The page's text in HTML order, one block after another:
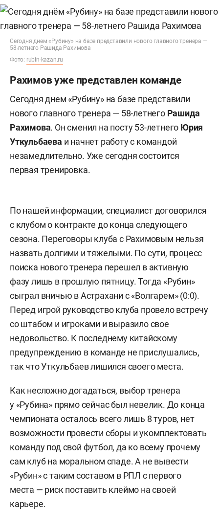
Сегодня днем «Рубину» на базе представили нового главного тренера —
58-летнего Рашида Рахимова
Фото: rubin-kazan.ru
Рахимов уже представлен команде
Сегодня днем «Рубину» на базе представили
нового главного тренера — 58-летнего Рашида
Рахимова. Он сменил на посту 53-летнего Юрия
Уткульбаева и начнет работу с командой
незамедлительно. Уже сегодня состоится
первая тренировка.
По нашей информации, специалист договорился
с клубом о контракте до конца следующего
сезона. Переговоры клуба с Рахимовым нельзя
назвать долгими и тяжелыми. По сути, процесс
поиска нового тренера перешел в активную
фазу лишь в прошлую пятницу. Тогда «Рубин»
сыграл вничью в Астрахани с «Волгарем» (0:0).
Перед игрой руководство клуба провело встречу
со штабом и игроками и выразило свое
недовольство. К последнему китайскому
предупреждению в команде не прислушались,
так что Уткульбаев лишился своего места.
Как несложно догадаться, выбор тренера
у «Рубина» прямо сейчас был невелик. До конца
чемпионата осталось всего лишь 8 туров, нет
возможности провести сборы и укомплектовать
команду под свой футбол, да ко всему прочему
сам клуб на моральном спаде. А не вывести
«Рубин» с таким составом в РПЛ с первого
места — риск поставить клеймо на своей
карьере.